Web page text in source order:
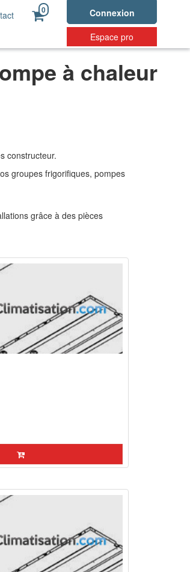
Connexion
Espace pro
0
à chaleur
constructeur.
groupes frigorifiques, pompes
grâce à des pièces